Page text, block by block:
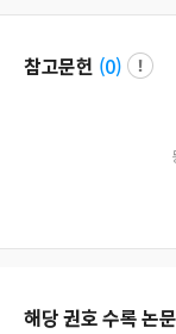
참고문헌 (0)
해당 권호 수록 논문